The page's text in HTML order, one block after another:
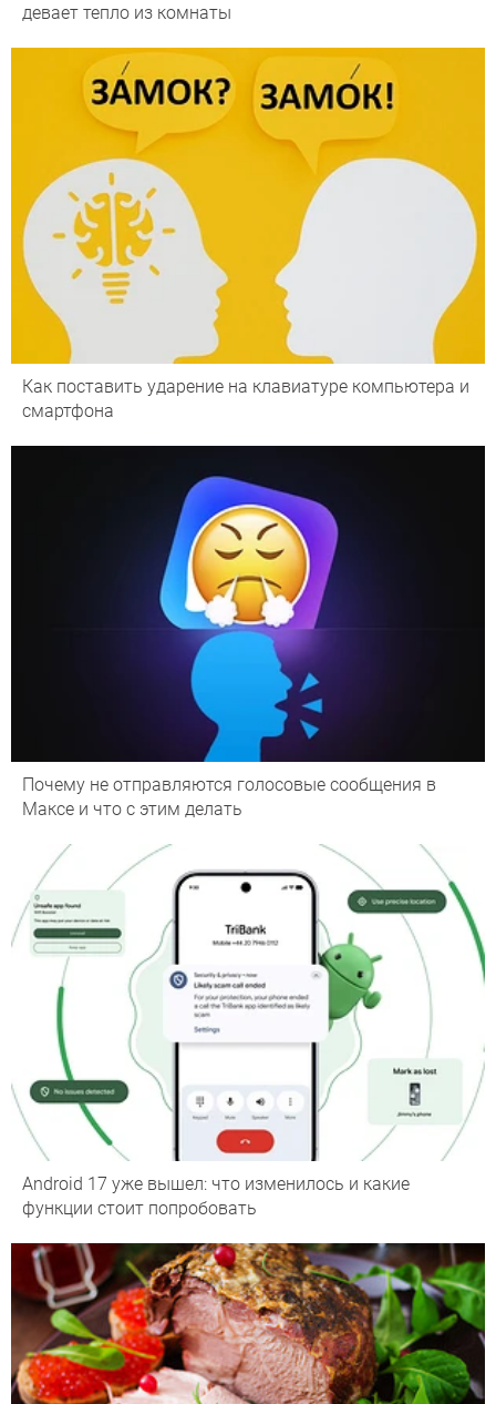
девает тепло из комнаты
Как поставить ударение на клавиатуре компьютера и
смартфона
Почему не отправляются голосовые сообщения в
Максе и что с этим делать
Android 17 уже вышел: что изменилось и какие
функции стоит попробовать